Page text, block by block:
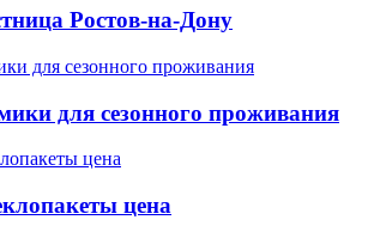
Ростов-на-Дону
для сезонного проживания
цена